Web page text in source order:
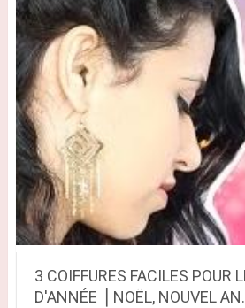
3 COIFFURES FACILES POUR
D'ANNÉE ⎪NOËL, NOUVEL